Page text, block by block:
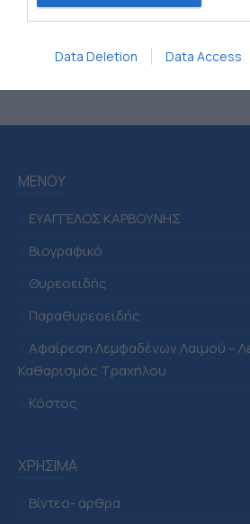
Data Deletion Data Access
ΜΕΝΟΥ
ΕΥΑΓΓΕΛΟΣ ΚΑΡΒΟΥΝΗΣ
Βιογραφικό
Θυρεοειδής
Παραθυρεοειδής
Αφαίρεση Λεμφαδένων Λαιμού –
Καθαρισμός Τραχήλου
Κόστος
ΧΡΗΣΙΜΑ
Βίντεο- άρθρα